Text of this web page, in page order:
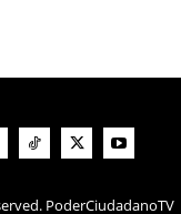
PoderCiudadanoTV